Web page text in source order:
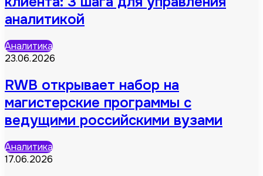
аналитикой
Аналитика
23.06.2026
RWB открывает набор на
магистерские программы с
ведущими российскими вузами
Аналитика
17.06.2026